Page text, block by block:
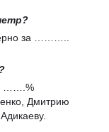
за ………..
…….%
Дмитрию